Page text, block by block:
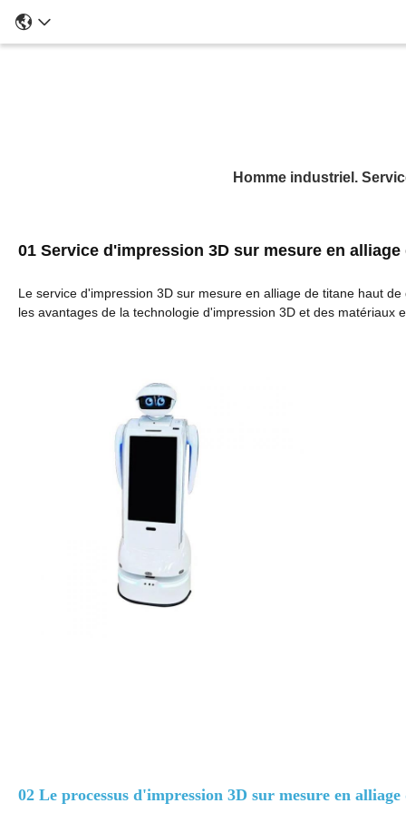
Homme industriel.
01 Service d'impression 3D sur mesure en
Le service d'impression 3D sur mesure en alliage de titane haut
les avantages de la technologie d'impression 3D et des
02 Le processus d'impression 3D sur mesure en